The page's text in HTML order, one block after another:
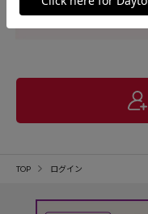
TOP ログイン